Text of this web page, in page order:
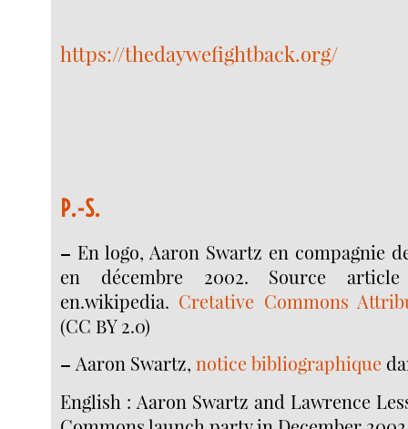
https://thedaywefightback.org/
P.-S.
– En logo, Aaron Swartz en compagnie
en décembre 2002. Source
en.wikipedia. Cretative Commons
(CC BY 2.0)
– Aaron Swartz,notice bibliographique
English : Aaron Swartz and Lawrence